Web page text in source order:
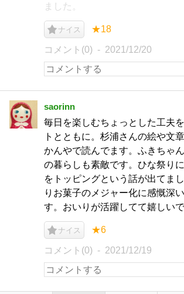
ました。
ナイス ★18
コメント(0) 2021/12/20
saorinn
毎日を楽しむちょっとした工夫
トとともに。杉浦さんの絵や文
かんやで読んでます。ふきちゃ
の暮らしも素敵です。ひな祭り
をトッピングという話が出てま
りお菓子のメジャー化に感慨深
す。おいりが活躍してて嬉しいで
ナイス ★6
コメント(0) 2021/12/19